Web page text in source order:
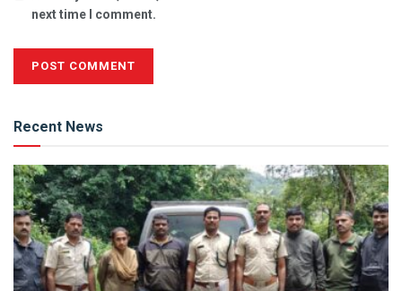
next time I comment.
Recent News